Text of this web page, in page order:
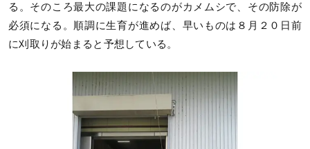
る。そのころ最大の課題になるのがカメムシで、その防除が
必須になる。順調に生育が進めば、早いものは８月２０日前
に刈取りが始まると予想している。